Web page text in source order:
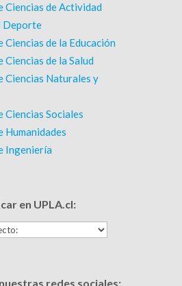
Ciencias de Actividad
Deporte
Ciencias de la Educación
Ciencias de la Salud
Ciencias Naturales y
Ciencias Sociales
Humanidades
Ingeniería
en UPLA.cl:
redes sociales: